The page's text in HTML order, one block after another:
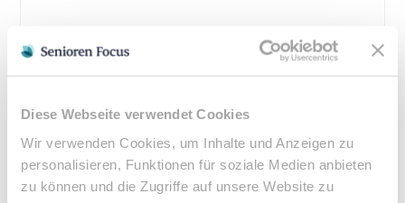
Diese Webseite verwendet Cookies
Wir verwenden Cookies, um Inhalte und Anzeigen zu
personalisieren, Funktionen für soziale Medien anbieten
zu können und die Zugriffe auf unsere Website zu
10% Zuzahlung pro Behandlung (mind. 5€, max. 10€)
•Privatleistungen nach individueller Vereinbarung